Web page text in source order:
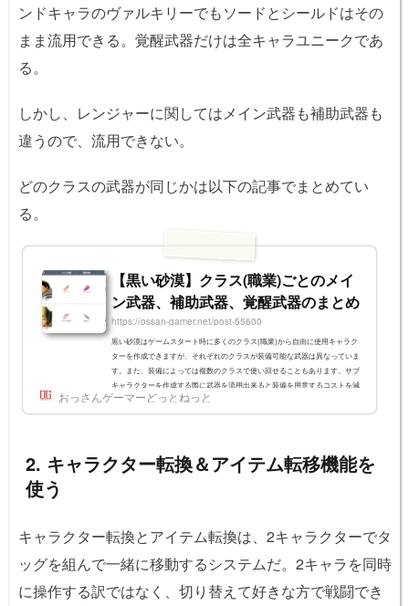
ンドキャラのヴァルキリーでもソードとシールドはその
まま流用できる。覚醒武器だけは全キャラユニークであ
る。
しかし、レンジャーに関してはメイン武器も補助武器も
違うので、流用できない。
どのクラスの武器が同じかは以下の記事でまとめてい
る。
【黒い砂漠】クラス(職業)ごとのメイ
ン武器、補助武器、覚醒武器のまとめ
https://ossan-gamer.net/post-55600
黒い砂漠はゲームスタート時に多くのクラス(職業)から自由に使用キャラク
ターを作成できますが、それぞれのクラスが装備可能な武器は異なっていま
す。また、装備によっては複数のクラスで使い回せることもあります。サブ
キャラクターを作成する際に武器を流用出来ると装備を用意するコストを減
らせるので、それぞれのクラスが使う武器種を知っておきましょう。クラス
と使用メイン武器、補助武器、覚醒武器の一覧クラスメイン武器補助武器覚
おっさんゲーマーどっとねっと
2. キャラクター転換＆アイテム転移機能を
使う
キャラクター転換とアイテム転換は、2キャラクターでタ
ッグを組んで一緒に移動するシステムだ。2キャラを同時
に操作する訳ではなく、切り替えて好きな方で戦闘でき